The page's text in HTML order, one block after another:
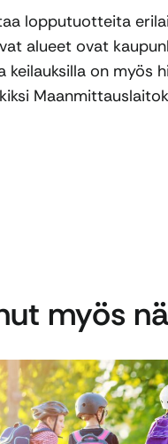
lopputuotteita
alueet ovat
keilauksilla on myös
myös